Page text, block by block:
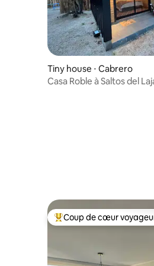
Tiny house ⋅ Cabrero
Casa Roble à Saltos del
Coups de cœur
Coup de cœur